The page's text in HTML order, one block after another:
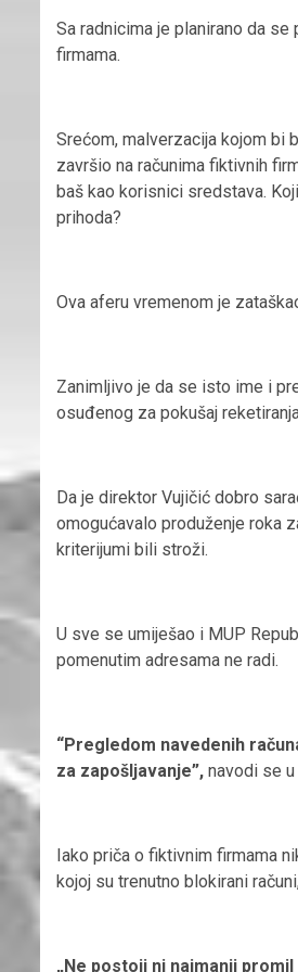
Sa radnicima je planirano da
firmama.
Srećom, malverzacija kojom bi
završio na računima fiktivnih
baš kao korisnici sredstava.
prihoda?
Ova aferu vremenom je
Zanimljivo je da se isto ime i
osuđenog za pokušaj
Da je direktor Vujičić dobro
omogućavalo produženje roka
kriterijumi bili stroži.
U sve se umiješao i MUP
pomenutim adresama ne radi.
“Pregledom navedenih
za zapošljavanje”, navodi se
Iako priča o fiktivnim firmama
kojoj su trenutno blokirani
„Ne postoji ni najmanji